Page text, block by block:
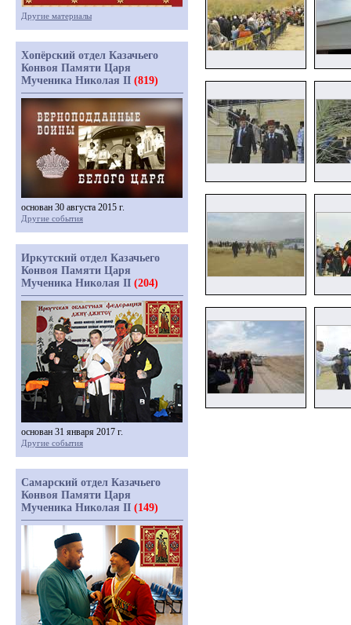
Другие материалы
Хопёрский отдел Казачьего
Конвоя Памяти Царя
Мученика Николая II (819)
основан 30 августа 2015 г.
Другие события
Иркутский отдел Казачьего
Конвоя Памяти Царя
Мученика Николая II (204)
основан 31 января 2017 г.
Другие события
Самарский отдел Казачьего
Конвоя Памяти Царя
Мученика Николая II (149)